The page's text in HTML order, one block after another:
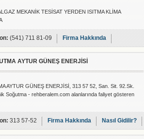
MEKANİK TESİSAT YERDEN ISITMA KLİMA
(541) 711 81-09
Firma Hakkında
AYTUR GÜNEŞ ENERJİSİ
AYTUR GÜNEŞ ENERJİSİ, 313 57 52, San. Sit. 92.Sk.
Soğutma - rehberalem.com alanlarında faliyet gösteren
313 57-52 Firma Hakkında Nasıl Gidilir?